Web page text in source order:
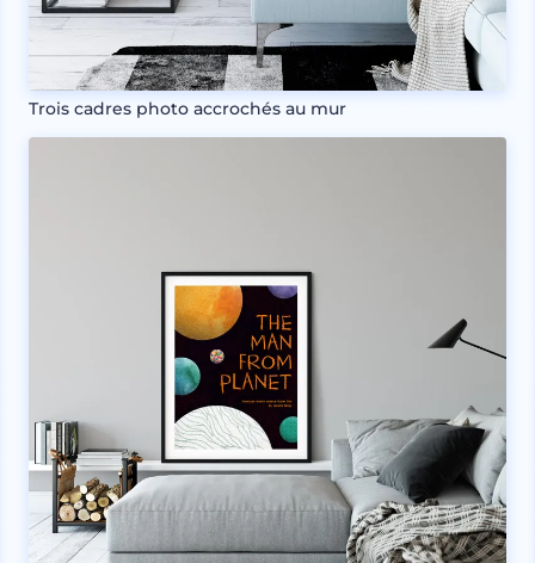
Trois cadres photo accrochés au mur